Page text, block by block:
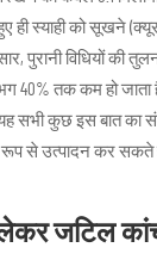
ही स्याही को सूखने
पुरानी विधियों
तक कम हो जाता
यह सभी कुछ इस बात का
रूप से उत्पादन कर सकते
जटिल